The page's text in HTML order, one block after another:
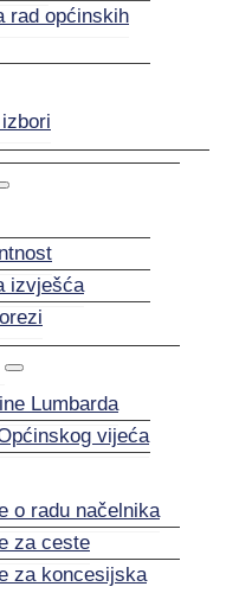
rad općinskih
izvješća
Lumbarda
vijeća
o radu načelnika
za ceste
za koncesijska